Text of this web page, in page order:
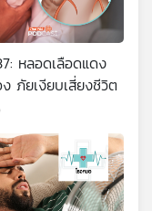
หลอดเลือดแดง
ภัยเงียบเสี่ยงชีวิต